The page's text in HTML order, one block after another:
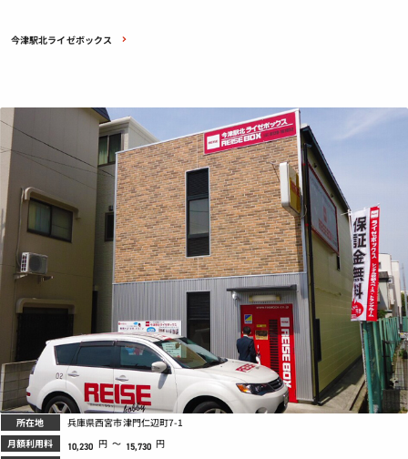
今津駅北ライゼボックス
所在地 兵庫県西宮市津門仁辺町7-1
月額利用料 10,230 円 ～ 15,730 円